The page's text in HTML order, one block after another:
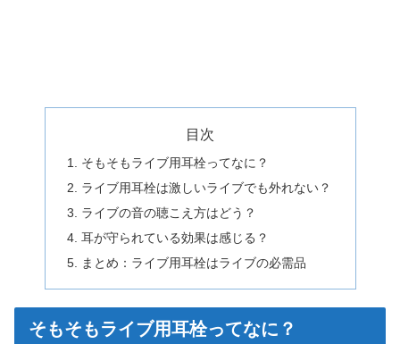
目次
そもそもライブ用耳栓ってなに？
ライブ用耳栓は激しいライブでも外れない？
ライブの音の聴こえ方はどう？
耳が守られている効果は感じる？
まとめ：ライブ用耳栓はライブの必需品
そもそもライブ用耳栓ってなに？